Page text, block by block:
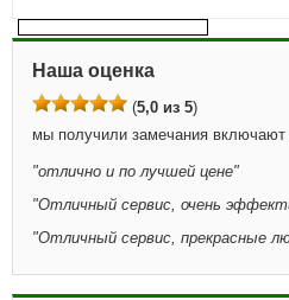
Наша оценка
(5,0 из 5)
мы получили замечания
"отлично и по лучшей цене"
"Отличный сервис, очень
"Отличный сервис, прекрасные